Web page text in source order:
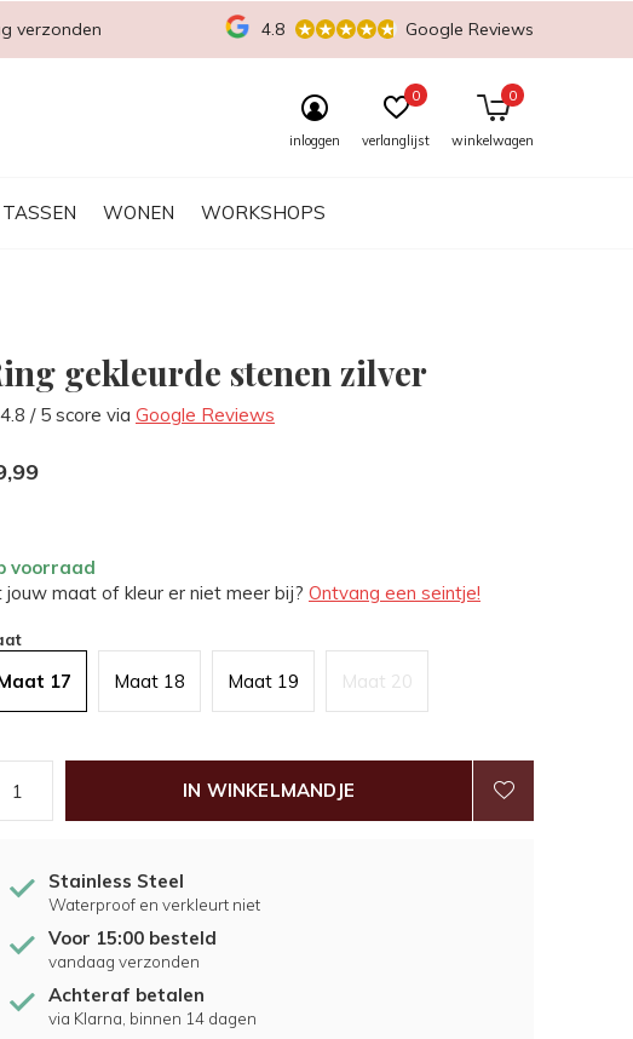
TASSEN WONEN WORKSHOPS
inloggen verlanglijst
0
winkelwagen
0
verzonden 4.8 Google Reviews
gekleurde stenen zilver
/ 5 score via Google Reviews
voorraad
jouw maat of kleur er niet meer bij? Ontvang een seintje!
17 Maat 18 Maat 19 Maat 20
IN WINKELMANDJE
Stainless Steel
Waterproof en verkleurt niet
Voor 15:00 besteld
vandaag verzonden
Achteraf betalen
via Klarna, binnen 14 dagen